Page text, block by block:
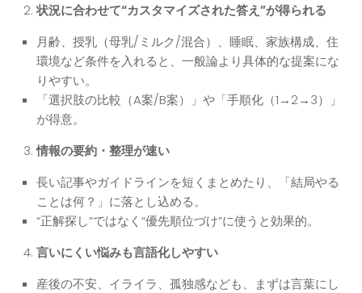
状況に合わせて“カスタマイズされた答え”が得られる
月齢、授乳（母乳/ミルク/混合）、睡眠、家族構成、住
環境など条件を入れると、一般論より具体的な提案にな
りやすい。
「選択肢の比較（A案/B案）」や「手順化（1→2→3）」
が得意。
情報の要約・整理が速い
長い記事やガイドラインを短くまとめたり、「結局やる
ことは何？」に落とし込める。
“正解探し”ではなく“優先順位づけ”に使うと効果的。
言いにくい悩みも言語化しやすい
産後の不安、イライラ、孤独感なども、まずは言葉にし